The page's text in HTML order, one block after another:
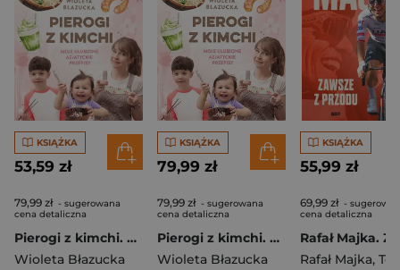
KSIĄŻKA
53,59 zł
79,99 zł - sugerowana
cena detaliczna
Pierogi z kimchi. Moje ulubione azjatyckie przepisy
Wioleta Błazucka
KSIĄŻKA
79,99 zł
79,99 zł - sugerowana
cena detaliczna
Pierogi z kimchi. Moje ulubione azjatyckie przepisy - książka z autografem
Wioleta Błazucka
KSIĄŻKA
55,99 zł
69,99 zł -
cena detaliczna
Rafał Majka,